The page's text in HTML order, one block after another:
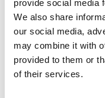
provide social media
We also share
our social media,
may combine it with
provided to them or
of their services.
MARS MORS
RED BAND
SKUM